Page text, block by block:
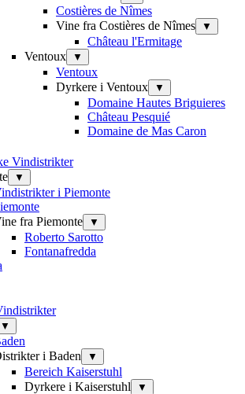
Costières de Nîmes
Vine fra Costières de Nîmes
▼
Château l'Ermitage
Ventoux
▼
Ventoux
Dyrkere i Ventoux
▼
Domaine Hautes Briguieres
Château Pesquié
Domaine de Mas Caron
Vindistrikter
▼
i Piemonte
fra Piemonte
▼
Roberto Sarotto
Fontanafredda
▼
i Baden
▼
Bereich Kaiserstuhl
Dyrkere i Kaiserstuhl
▼